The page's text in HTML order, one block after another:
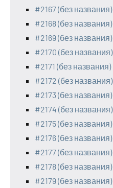
#2167 (без названия)
#2168 (без названия)
#2169 (без названия)
#2170 (без названия)
#2171 (без названия)
#2172 (без названия)
#2173 (без названия)
#2174 (без названия)
#2175 (без названия)
#2176 (без названия)
#2177 (без названия)
#2178 (без названия)
#2179 (без названия)